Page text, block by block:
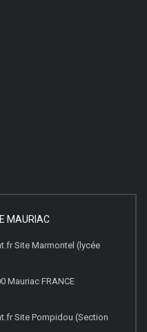
MAURIAC
Site Marmontel (lycée
Mauriac FRANCE
Site Pompidou (Section